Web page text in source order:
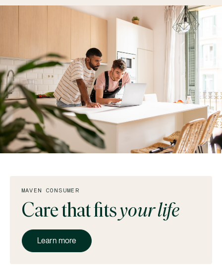
MAVEN CONSUMER
Care that fitsyour life
Learn more